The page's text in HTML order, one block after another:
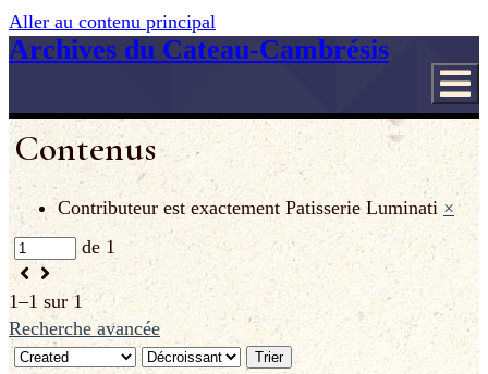
Aller au contenu principal
Archives du Cateau-Cambrésis
Contenus
Contributeur est exactement Patisserie Luminati ×
de 1
1–1 sur 1
Recherche avancée
Trier